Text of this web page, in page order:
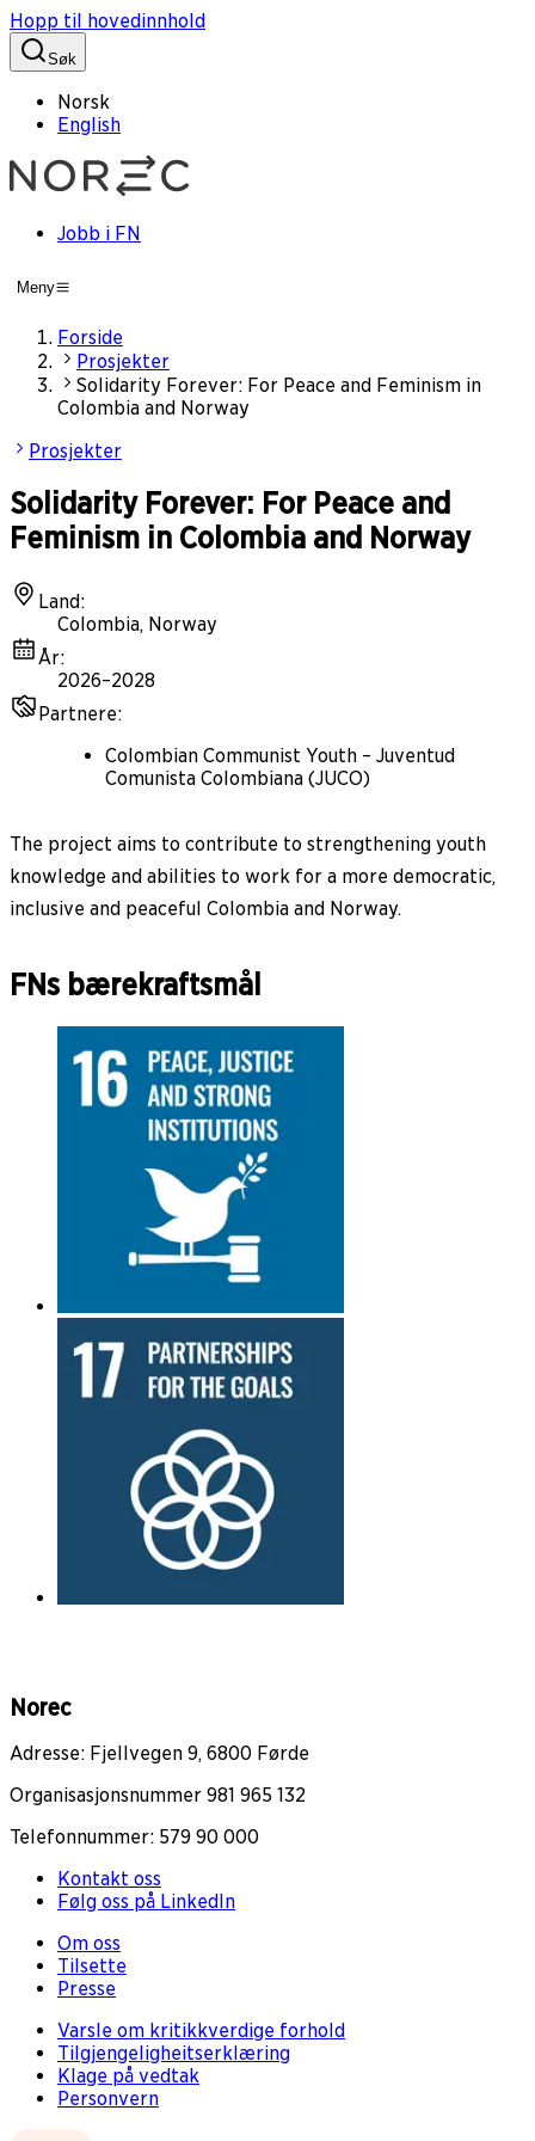
Hopp til hovedinnhold
Søk
Norsk
English
Jobb i FN
Meny
Forside
Prosjekter
Solidarity Forever: For Peace and Feminism in
Colombia and Norway
Prosjekter
Solidarity Forever: For Peace and
Feminism in Colombia and Norway
Land:
Colombia, Norway
År:
2026–2028
Partnere:
Colombian Communist Youth – Juventud
Comunista Colombiana (JUCO)
The project aims to contribute to strengthening youth
knowledge and abilities to work for a more democratic,
inclusive and peaceful Colombia and Norway.
FNs bærekraftsmål
Norec
Adresse: Fjellvegen 9, 6800 Førde
Organisasjonsnummer 981 965 132
Telefonnummer: 579 90 000
Kontakt oss
Følg oss på LinkedIn
Om oss
Tilsette
Presse
Varsle om kritikkverdige forhold
Tilgjengeligheitserklæring
Klage på vedtak
Personvern